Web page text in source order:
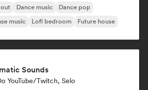
Dance music
Dance pop
music Lofi bedroom Future house
Sounds
YouTube/Twitch, Selo